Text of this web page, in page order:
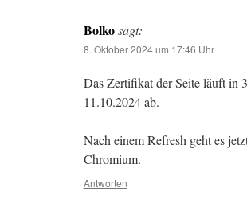
Bolko sagt:
8. Oktober 2024 um 17:46 Uhr
Das Zertifikat der Seite läuft in
11.10.2024 ab.
Nach einem Refresh geht es
Chromium.
Antworten